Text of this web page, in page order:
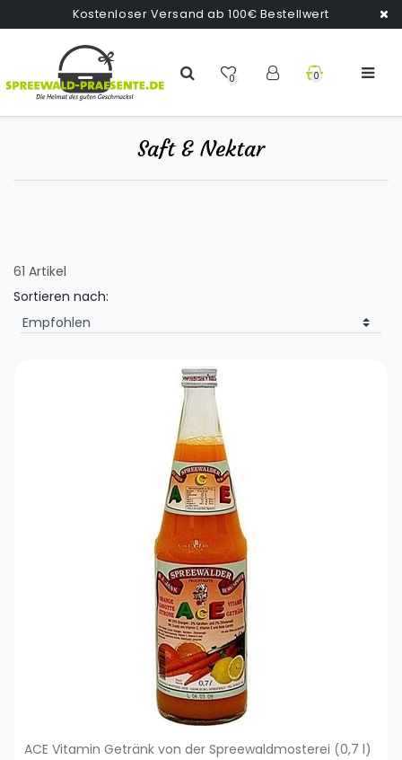
Kostenloser Versand ab 100€ Bestellwert
0 0
Saft & Nektar
61 Artikel
Sortieren nach:
ACE Vitamin Getränk von der Spreewaldmosterei (0,7 l)